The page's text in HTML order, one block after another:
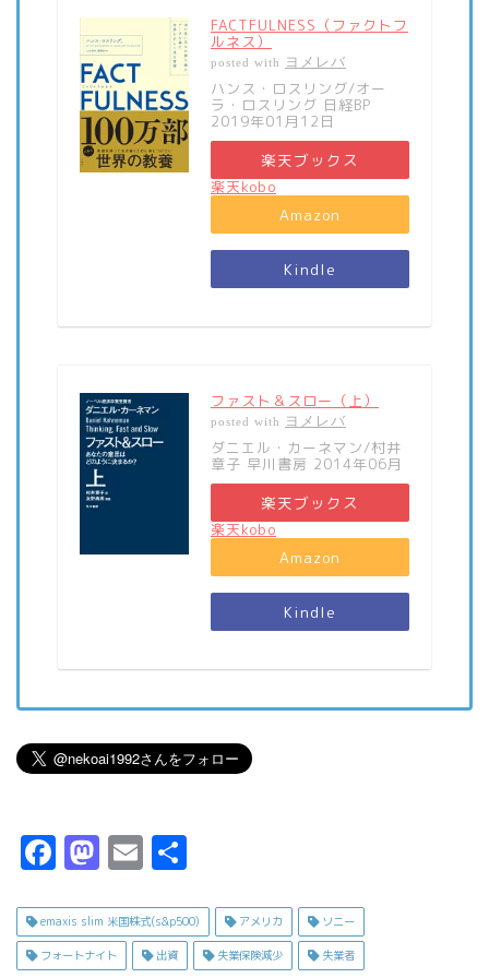
FACTFULNESS（ファクトフ
ルネス）
posted with ヨメレバ
ハンス・ロスリング/オー
ラ・ロスリング 日経BP
2019年01月12日
楽天ブックス
楽天kobo
Amazon
Kindle
ファスト＆スロー（上）
posted with ヨメレバ
ダニエル・カーネマン/村井
章子 早川書房 2014年06月
楽天ブックス
楽天kobo
Amazon
Kindle
F
c
e
M
s
t
E
ai
l
emaxis slim 米国株式(s&p500) アメリカ ソニー
フォートナイト 出資 失業保険減少 失業者